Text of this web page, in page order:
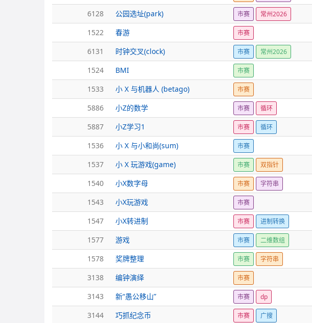
6128
公园选址(park) 市赛 常州2026
1522
春游 市赛
6131
时钟交叉(clock) 市赛 常州2026
1524
BMI 市赛
1533
小 X 与机器人 (betago) 市赛
5886
小Z的数学 市赛 循环
5887
小Z学习1 市赛 循环
1536
小 X 与小和尚(sum) 市赛
1537
小 X 玩游戏(game) 市赛 双指针
1540
小X数字母 市赛 字符串
1543
小X玩游戏 市赛
1547
小X转进制 市赛 进制转换
1577
游戏 市赛 二维数组
1578
奖牌整理 市赛 字符串
3138
编钟演绎 市赛
3143
新“愚公移山” 市赛 dp
3144
巧抓纪念币 市赛 广搜